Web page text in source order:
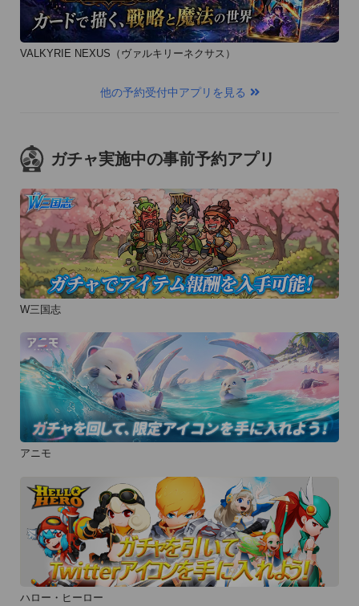
VALKYRIE NEXUS（ヴァルキリーネクサス）
他の予約受付中アプリを見る
ガチャ実施中の事前予約アプリ
W三国志
アニモ
ハロー・ヒーロー